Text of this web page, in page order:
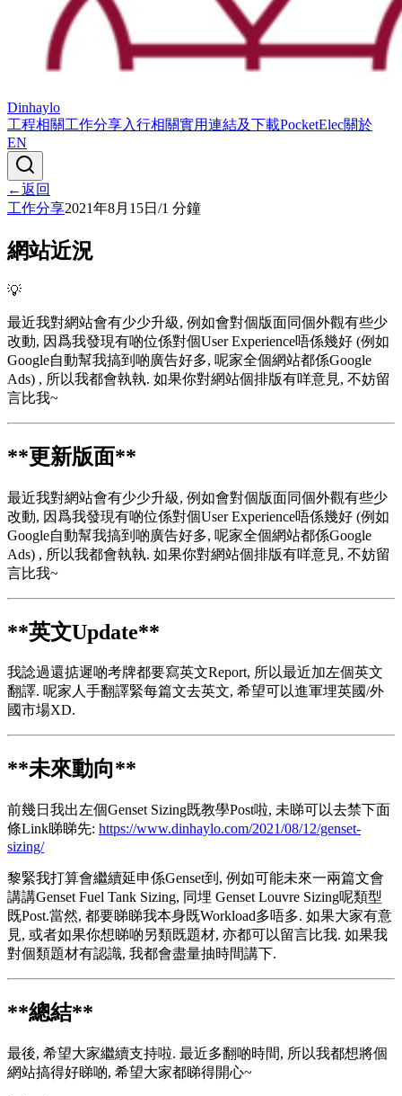
Dinhaylo
工程相關工作分享入行相關實用連結及下載PocketElec關於
EN
←返回
工作分享2021年8月15日 /1 分鐘
網站近況
💡
最近我對網站會有少少升級, 例如會對個版面同個外觀有些少
改動, 因爲我發現有啲位係對個User Experience唔係幾好 (例如
Google自動幫我搞到啲廣告好多, 呢家全個網站都係Google
Ads) , 所以我都會執執. 如果你對網站個排版有咩意見, 不妨留
言比我~
**更新版面**
最近我對網站會有少少升級, 例如會對個版面同個外觀有些少
改動, 因爲我發現有啲位係對個User Experience唔係幾好 (例如
Google自動幫我搞到啲廣告好多, 呢家全個網站都係Google
Ads) , 所以我都會執執. 如果你對網站個排版有咩意見, 不妨留
言比我~
**英文Update**
我諗過還掂遲啲考牌都要寫英文Report, 所以最近加左個英文
翻譯. 呢家人手翻譯緊每篇文去英文, 希望可以進軍埋英國/外
國市場XD.
**未來動向**
前幾日我出左個Genset Sizing既教學Post啦, 未睇可以去禁下面
條Link睇睇先: https://www.dinhaylo.com/2021/08/12/genset-
sizing/
黎緊我打算會繼續延申係Genset到, 例如可能未來一兩篇文會
講講Genset Fuel Tank Sizing, 同埋 Genset Louvre Sizing呢類型
既Post.當然, 都要睇睇我本身既Workload多唔多. 如果大家有意
見, 或者如果你想睇啲另類既題材, 亦都可以留言比我. 如果我
對個類題材有認識, 我都會盡量抽時間講下.
**總結**
最後, 希望大家繼續支持啦. 最近多翻啲時間, 所以我都想將個
網站搞得好睇啲, 希望大家都睇得開心~